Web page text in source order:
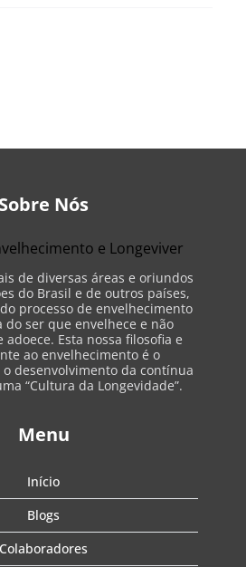
Sobre Nós
de diversas áreas e oriundos
do Brasil e de outros países,
processo de envelhecimento
do ser que envelhece e não
Esta nossa filosofia e
ao envelhecimento é o
desenvolvimento da contínua
“Cultura da Longevidade”.
Menu
Início
Blogs
Colaboradores